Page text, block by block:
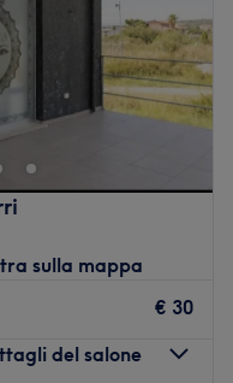
sulla mappa
€ 30
del salone